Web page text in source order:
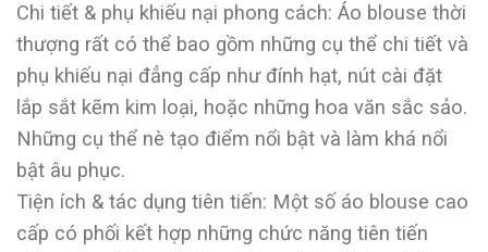
Chi tiết & phụ khiếu nại phong cách: Áo blouse thời
thượng rất có thể bao gồm những cụ thể chi tiết và
phụ khiếu nại đẳng cấp như đính hạt, nút cài đặt
lắp sắt kẽm kim loại, hoặc những hoa văn sắc sảo.
Những cụ thể nè tạo điểm nổi bật và làm khá nổi
bật âu phục.
Tiện ích & tác dụng tiên tiến: Một số áo blouse cao
cấp có phối kết hợp những chức năng tiên tiến